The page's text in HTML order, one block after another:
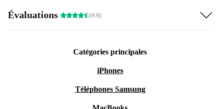
Évaluations (4.6)
Catégories principales
iPhones
Téléphones Samsung